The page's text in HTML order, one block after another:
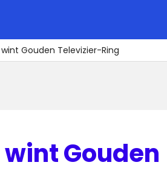
Gouden Televizier-Ring
Gouden